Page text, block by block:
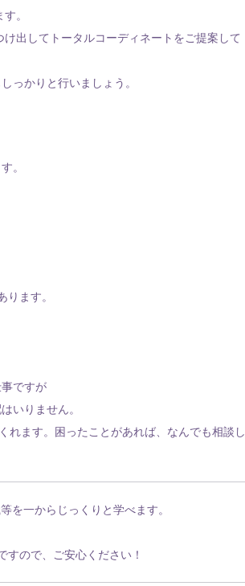
。
出してトータルコーディネートをご提案して
っかりと行いましょう。
。
ます。
ですが
いりません。
れます。困ったことがあれば、なんでも相談し
を一からじっくりと学べます。
ので、ご安心ください！